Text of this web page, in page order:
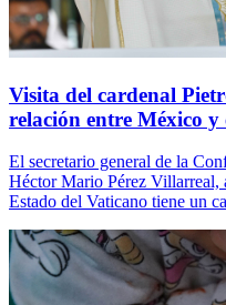
Visita del cardenal
relación entre México y
El secretario general de la
Héctor Mario Pérez Villarreal,
Estado del Vaticano tiene un